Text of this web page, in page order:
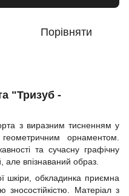
Порівняти
"Тризуб -
з виразним тисненням у
орнаментом.
та сучасну графічну
але впізнаваний образ.
шкіри, обкладинка приємна
зносостійкістю. Матеріал з